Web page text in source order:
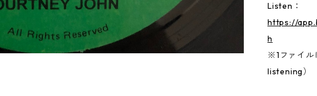
Listen：
https://
h
※1ファイ
listening）